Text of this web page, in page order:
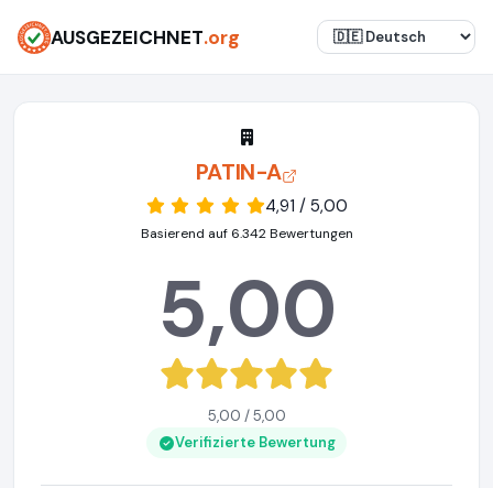
AUSGEZEICHNET.org
PATIN-A
4,91 / 5,00
Basierend auf 6.342 Bewertungen
5,00
5,00 / 5,00
Verifizierte Bewertung